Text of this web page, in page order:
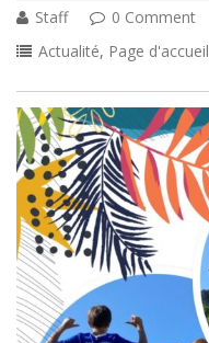
Staff
0 Comment
Actualité, Page d'accueil